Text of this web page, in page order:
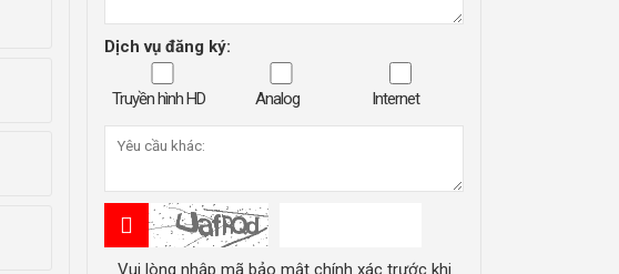
Dịch vụ đăng ký:
Truyền hình HD Analog Internet
Vui lòng nhập mã bảo mật chính xác trước khi